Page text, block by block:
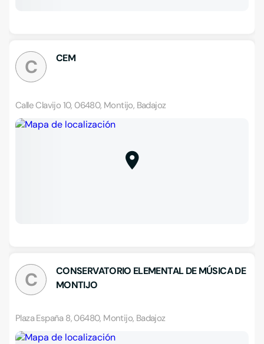
C CEM
Calle Clavijo 10, 06480, Montijo, Badajoz
C
CONSERVATORIO ELEMENTAL DE MÚSICA DE
MONTIJO
Plaza España 8, 06480, Montijo, Badajoz